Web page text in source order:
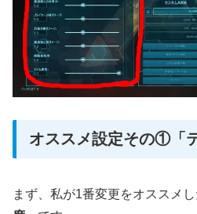
オススメ設定その①「
まず、私が1番変更をオススメ